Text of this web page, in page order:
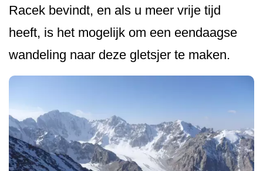
Racek bevindt, en als u meer vrije tijd
heeft, is het mogelijk om een eendaagse
wandeling naar deze gletsjer te maken.